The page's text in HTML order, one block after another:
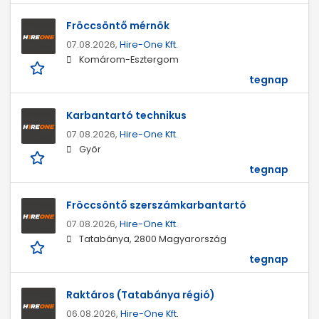
Fröccsöntő mérnök
07.08.2026, Hire-One Kft.
Komárom-Esztergom
tegnap
Karbantartó technikus
07.08.2026, Hire-One Kft.
Győr
tegnap
Fröccsöntő szerszámkarbantartó
07.08.2026, Hire-One Kft.
Tatabánya, 2800 Magyarország
tegnap
Raktáros (Tatabánya régió)
06.08.2026, Hire-One Kft.